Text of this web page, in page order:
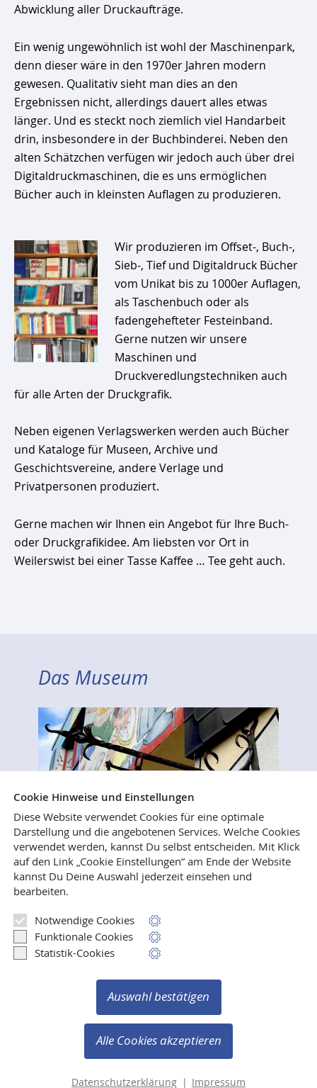
Abwicklung aller Druckaufträge.
Ein wenig ungewöhnlich ist wohl der Maschinenpark,
denn dieser wäre in den 1970er Jahren modern
gewesen. Qualitativ sieht man dies an den
Ergebnissen nicht, allerdings dauert alles etwas
länger. Und es steckt noch ziemlich viel Handarbeit
drin, insbesondere in der Buchbinderei. Neben den
alten Schätzchen verfügen wir jedoch auch über drei
Digitaldruckmaschinen, die es uns ermöglichen
Bücher auch in kleinsten Auflagen zu produzieren.
Wir produzieren im Offset-, Buch-,
Sieb-, Tief und Digitaldruck Bücher
vom Unikat bis zu 1000er Auflagen,
als Taschenbuch oder als
fadengehefteter Festeinband.
Gerne nutzen wir unsere
Maschinen und
Druckveredlungstechniken auch
für alle Arten der Druckgrafik.
Neben eigenen Verlagswerken werden auch Bücher
und Kataloge für Museen, Archive und
Geschichtsvereine, andere Verlage und
Privatpersonen produziert.
Gerne machen wir Ihnen ein Angebot für Ihre Buch-
oder Druckgrafikidee. Am liebsten vor Ort in
Weilerswist bei einer Tasse Kaffee … Tee geht auch.
Das Museum
Kann eine Verlagsdruckerei auch ein Museum
Mehr lesen
Vertrag widerrufen
Copyright © 2003-2026 Verlag Ralf Liebe
Cookie Hinweise und Einstellungen
Diese Website verwendet Cookies für eine optimale
Darstellung und die angebotenen Services. Welche Cookies
verwendet werden, kannst Du selbst entscheiden. Mit Klick
auf den Link „Cookie Einstellungen“ am Ende der Website
kannst Du Deine Auswahl jederzeit einsehen und
bearbeiten.
Notwendige Cookies
Funktionale Cookies
Statistik-Cookies
Auswahl bestätigen
Alle Cookies akzeptieren
Datenschutzerklärung | Impressum